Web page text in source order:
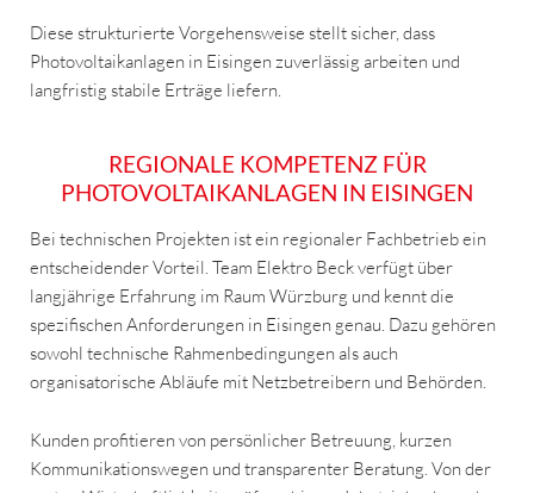
Diese strukturierte Vorgehensweise stellt sicher, dass
Photovoltaikanlagen in Eisingen zuverlässig arbeiten und
langfristig stabile Erträge liefern.
REGIONALE KOMPETENZ FÜR
PHOTOVOLTAIKANLAGEN IN EISINGEN
Bei technischen Projekten ist ein regionaler Fachbetrieb ein
entscheidender Vorteil. Team Elektro Beck verfügt über
langjährige Erfahrung im Raum Würzburg und kennt die
spezifischen Anforderungen in Eisingen genau. Dazu gehören
sowohl technische Rahmenbedingungen als auch
organisatorische Abläufe mit Netzbetreibern und Behörden.
Kunden profitieren von persönlicher Betreuung, kurzen
Kommunikationswegen und transparenter Beratung. Von der